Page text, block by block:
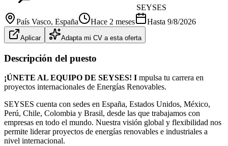
SEYSES
País Vasco, España Hace 2 meses Hasta 9/8/2026
Aplicar Adapta mi CV a esta oferta
Descripción del puesto
¡ÚNETE AL EQUIPO DE SEYSES! I mpulsa tu carrera en
proyectos internacionales de Energías Renovables.
SEYSES cuenta con sedes en España, Estados Unidos, México,
Perú, Chile, Colombia y Brasil, desde las que trabajamos con
empresas en todo el mundo. Nuestra visión global y flexibilidad nos
permite liderar proyectos de energías renovables e industriales a
nivel internacional.